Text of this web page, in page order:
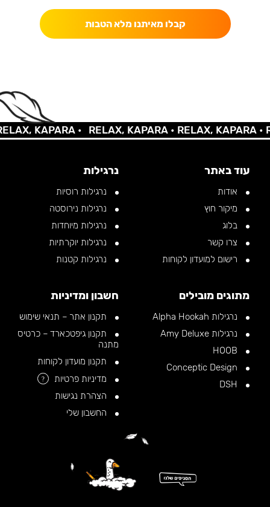
קבלו מאיתנו מלא הטבות
KAPARA • RELAX, KAPARA •RELAX, KAPARA •
עוד באתר
אודות
מיקור חוץ
בלוג
צרו קשר
רישום למועדון לקוחות
נרגילות
נרגילות רוסיות
נרגילות נירוסטה
נרגילות מיוחדות
נרגילות יוקרתיות
נרגילות קטנות
מתוגים מובילים
נרגילות Alpha Hookah
נרגילות Amy Deluxe
חשבון ומדיניות
תקנון אתר – תנאי שימוש
תקנון גיפטכארד – כרטיס
מתנה
תקנון מועדון לקוחות
מדיניות פרטיות
?
הצהרת נגישות
החשבון שלי